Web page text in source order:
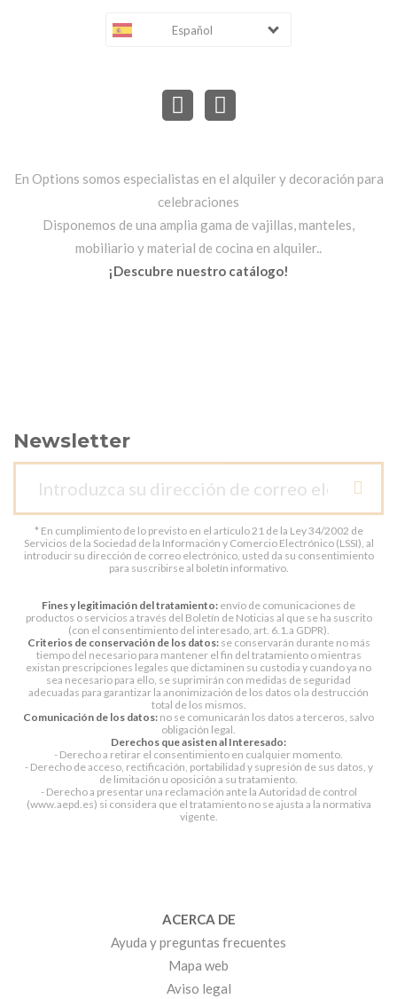
Español
En Options somos especialistas en el alquiler y decoración para
celebraciones
Disponemos de una amplia gama de vajillas, manteles,
mobiliario y material de cocina en alquiler..
¡Descubre nuestro catálogo!
Newsletter
* En cumplimiento de lo previsto en el artículo 21 de la Ley 34/2002 de
Servicios de la Sociedad de la Información y Comercio Electrónico (LSSI), al
introducir su dirección de correo electrónico, usted da su consentimiento
para suscribirse al boletín informativo.
Fines y legitimación del tratamiento: envío de comunicaciones de
productos o servicios a través del Boletín de Noticias al que se ha suscrito
(con el consentimiento del interesado, art. 6.1.a GDPR).
Criterios de conservación de los datos:se conservarán durante no más
tiempo del necesario para mantener el fin del tratamiento o mientras
existan prescripciones legales que dictaminen su custodia y cuando ya no
sea necesario para ello, se suprimirán con medidas de seguridad
adecuadas para garantizar la anonimización de los datos o la destrucción
total de los mismos.
Comunicación de los datos: no se comunicarán los datos a terceros, salvo
obligación legal.
Derechos que asisten al Interesado:
- Derecho a retirar el consentimiento en cualquier momento.
- Derecho de acceso, rectificación, portabilidad y supresión de sus datos, y
de limitación u oposición a su tratamiento.
- Derecho a presentar una reclamación ante la Autoridad de control
(www.aepd.es) si considera que el tratamiento no se ajusta a la normativa
vigente.
ACERCA DE
Ayuda y preguntas frecuentes
Mapa web
Aviso legal